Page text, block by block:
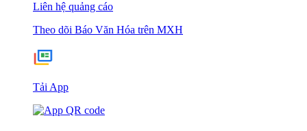
Liên hệ quảng cáo
Theo dõi Báo Văn Hóa trên MXH
Tải App